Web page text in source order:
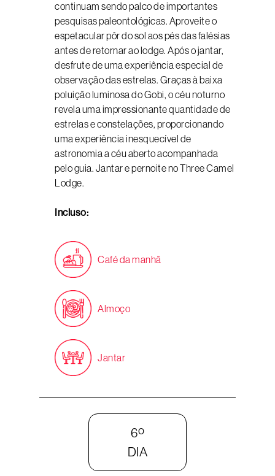
continuam sendo palco de importantes
pesquisas paleontológicas. Aproveite o
espetacular pôr do sol aos pés das falésias
antes de retornar ao lodge. Após o jantar,
desfrute de uma experiência especial de
observação das estrelas. Graças à baixa
poluição luminosa do Gobi, o céu noturno
revela uma impressionante quantidade de
estrelas e constelações, proporcionando
uma experiência inesquecível de
astronomia a céu aberto acompanhada
pelo guia. Jantar e pernoite no Three Camel
Lodge.
Incluso:
Café da manhã
Almoço
Jantar
6º
DIA